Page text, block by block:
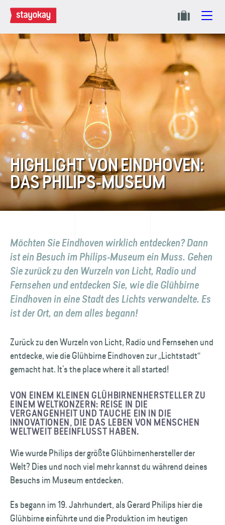
HIGHLIGHT VON EINDHOVEN:
DAS PHILIPS-MUSEUM
Möchten Sie Eindhoven wirklich entdecken? Dann
ist ein Besuch im Philips-Museum ein Muss. Gehen
Sie zurück zu den Wurzeln von Licht, Radio und
Fernsehen und entdecken Sie, wie die Glühbirne
Eindhoven in eine Stadt des Lichts verwandelte. Es
ist der Ort, an dem alles begann!
Zurück zu den Wurzeln von Licht, Radio und Fernsehen und
entdecke, wie die Glühbirne Eindhoven zur „Lichtstadt“
gemacht hat. It’s the place where it all started!
VON EINEM KLEINEN GLÜHBIRNENHERSTELLER ZU
EINEM WELTKONZERN: REISE IN DIE
VERGANGENHEIT UND TAUCHE EIN IN DIE
INNOVATIONEN, DIE DAS LEBEN VON MENSCHEN
WELTWEIT BEEINFLUSST HABEN.
Wie wurde Philips der größte Glühbirnenhersteller der
Welt? Dies und noch viel mehr kannst du während deines
Besuchs im Museum entdecken.
Es begann im 19. Jahrhundert, als Gerard Philips hier die
Glühbirne einführte und die Produktion im heutigen